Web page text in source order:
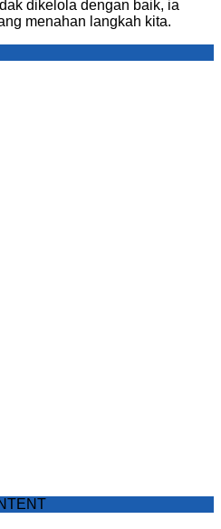
dikelola dengan baik, ia
menahan langkah kita.